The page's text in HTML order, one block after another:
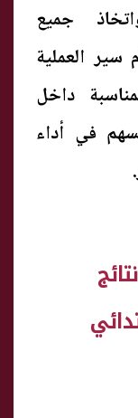
جميع
سير العملية
داخل
في أداء